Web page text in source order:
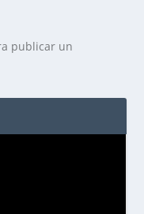
publicar un